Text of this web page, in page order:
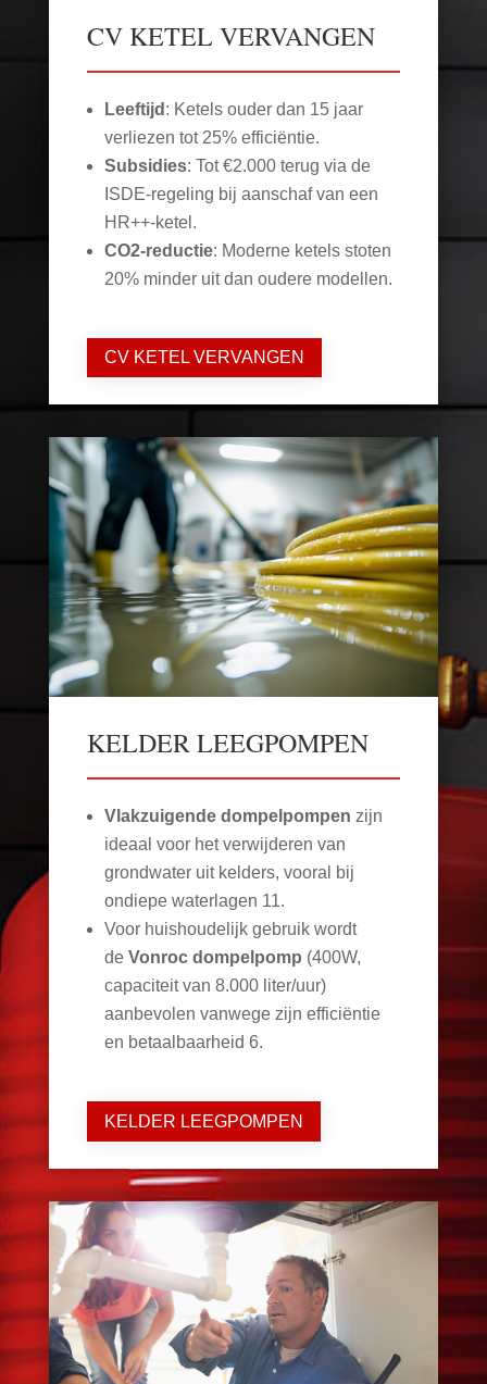
CV KETEL VERVANGEN
Leeftijd : Ketels ouder dan 15 jaar
verliezen tot 25% efficiëntie.
Subsidies: Tot €2.000 terug via de
ISDE-regeling bij aanschaf van een
HR++-ketel.
CO2-reductie: Moderne ketels stoten
20% minder uit dan oudere modellen.
CV KETEL VERVANGEN
KELDER LEEGPOMPEN
Vlakzuigende dompelpompen zijn
ideaal voor het verwijderen van
grondwater uit kelders, vooral bij
ondiepe waterlagen 11.
Voor huishoudelijk gebruik wordt
de Vonroc dompelpomp (400W,
capaciteit van 8.000 liter/uur)
aanbevolen vanwege zijn efficiëntie
en betaalbaarheid 6.
KELDER LEEGPOMPEN